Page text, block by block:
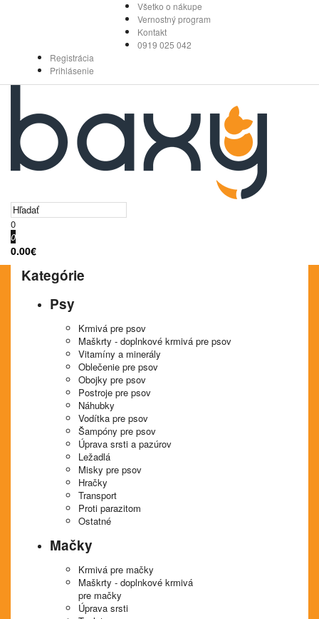
Všetko o nákupe
Vernostný program
Kontakt
0919 025 042
Registrácia
Prihlásenie
0
0
0.00€
Kategórie
Psy
Krmivá pre psov
Maškrty - doplnkové krmivá pre psov
Vitamíny a minerály
Oblečenie pre psov
Obojky pre psov
Postroje pre psov
Náhubky
Vodítka pre psov
Šampóny pre psov
Úprava srsti a pazúrov
Ležadlá
Misky pre psov
Hračky
Transport
Proti parazitom
Ostatné
Mačky
Krmivá pre mačky
Maškrty - doplnkové krmivá
pre mačky
Úprava srsti